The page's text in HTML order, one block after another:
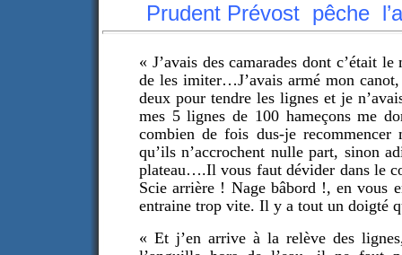
Prudent Prévost pêche
« J’avais des camarades dont c’était
de les imiter…J’avais armé mon
deux pour tendre les lignes et je
mes 5 lignes de 100 hameçons me
combien de fois dus-je
qu’ils n’accrochent nulle part, sinon
plateau….Il vous faut dévider dans le
Scie arrière ! Nage bâbord !, en vous
entraine trop vite. Il y a tout un doigté
« Et j’en arrive à la relève des